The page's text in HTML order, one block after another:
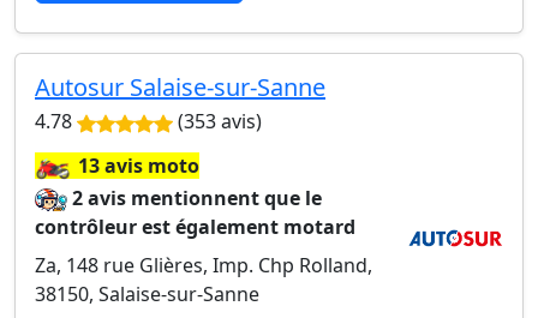
Autosur Salaise-sur-Sanne
4.78 (353 avis)
🏍️13 avis moto
2 avis mentionnent que le
contrôleur est également motard
Za, 148 rue Glières, Imp. Chp Rolland,
38150, Salaise-sur-Sanne